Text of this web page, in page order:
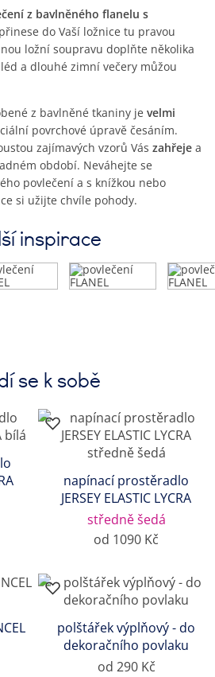
z bavlněného flanelu s
přinese do Vaší ložnice tu pravou
ložní soupravu doplňte několika
a dlouhé zimní večery můžou
z bavlněné tkaniny je velmi
povrchové úpravě česáním.
zajímavých vzorů Vás zahřeje a
období. Neváhejte se
povlečení a s knížkou nebo
si užijte chvíle pohody.
inspirace
se k sobě
napínací prostěradlo
JERSEY ELASTIC LYCRA
středně šedá
od 1090 Kč
polštářek výplňový - do
dekoračního povlaku
od 290 Kč